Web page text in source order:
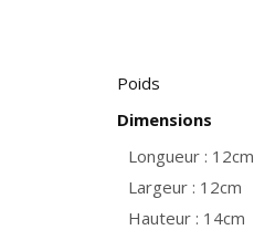
Poids
Dimensions
Longueur : 12cm
Largeur : 12cm
Hauteur : 14cm